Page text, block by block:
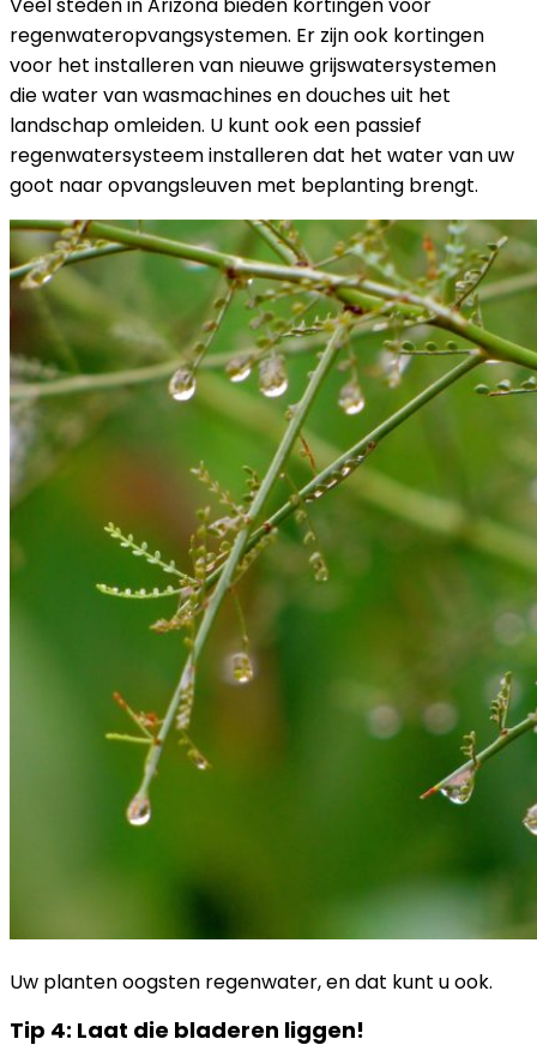
regenwateropvangsystemen. Er zijn ook kortingen
voor het installeren van nieuwe grijswatersystemen
die water van wasmachines en douches uit het
landschap omleiden. U kunt ook een passief
regenwatersysteem installeren dat het water van uw
goot naar opvangsleuven met beplanting brengt.
Uw planten oogsten regenwater, en dat kunt u ook.
Tip 4: Laat die bladeren liggen!